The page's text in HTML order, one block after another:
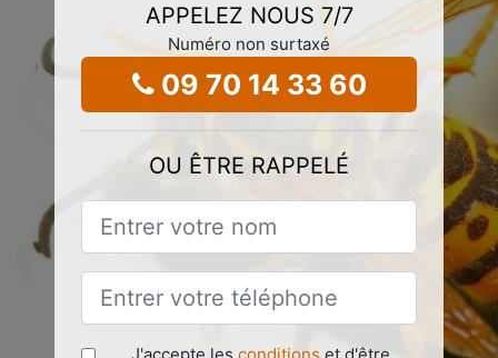
APPELEZ NOUS 7/7
Numéro non surtaxé
09 70 14 33 60
OU ÊTRE RAPPELÉ